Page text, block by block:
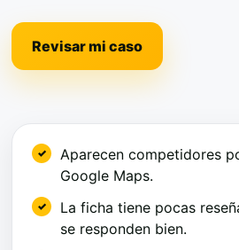
Revisar mi caso
Aparecen competidores
Google Maps.
La ficha tiene pocas
se responden bien.